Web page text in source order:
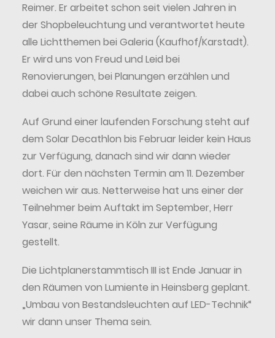
Reimer. Er arbeitet schon seit vielen Jahren in
der Shopbeleuchtung und verantwortet heute
alle Lichtthemen bei Galeria (Kaufhof/Karstadt).
Er wird uns von Freud und Leid bei
Renovierungen, bei Planungen erzählen und
dabei auch schöne Resultate zeigen.
Auf Grund einer laufenden Forschung steht auf
dem Solar Decathlon bis Februar leider kein Haus
zur Verfügung, danach sind wir dann wieder
dort. Für den nächsten Termin am 11. Dezember
weichen wir aus. Netterweise hat uns einer der
Teilnehmer beim Auftakt im September, Herr
Yasar, seine Räume in Köln zur Verfügung
gestellt.
Die Lichtplanerstammtisch III ist Ende Januar in
den Räumen von Lumiente in Heinsberg geplant.
„Umbau von Bestandsleuchten auf LED-Technik“
wir dann unser Thema sein.